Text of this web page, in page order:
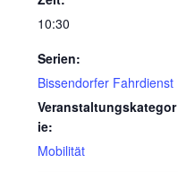
10:30
Serien:
Bissendorfer Fahrdienst
Veranstaltungskategor
ie:
Mobilität